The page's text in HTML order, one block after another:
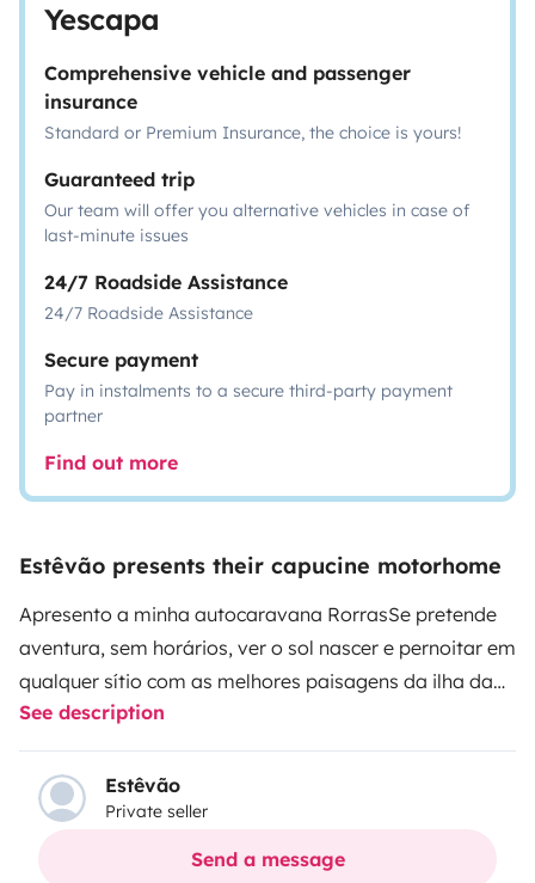
Yescapa
Comprehensive vehicle and passenger
insurance
Standard or Premium Insurance, the choice is yours!
Guaranteed trip
Our team will offer you alternative vehicles in case of
last-minute issues
24/7 Roadside Assistance
24/7 Roadside Assistance
Secure payment
Pay in instalments to a secure third-party payment
partner
Find out more
Estêvão presents their capucine motorhome
Apresento a minha autocaravana RorrasSe pretende
aventura, sem horários, ver o sol nascer e pernoitar em
qualquer sítio com as melhores paisagens da ilha da
madeira, experimente a nossa autocaravana, ideal
para ferias e fins-de-semana com família e
amigos.
Torna-se realidade o sonho, após ferias em
varias ilhas de Espanha, de ter uma autocaravana, de
forma a proporcionar dormidas junto da natureza e as
See description
Estêvão
Private seller
Send a message